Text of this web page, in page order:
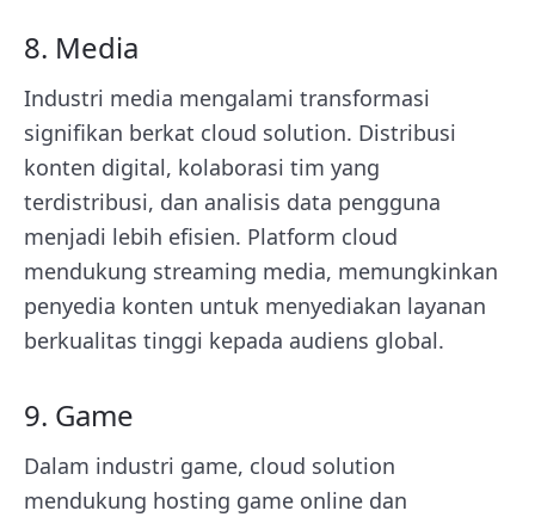
8. Media
Industri media mengalami transformasi
signifikan berkat cloud solution. Distribusi
konten digital, kolaborasi tim yang
terdistribusi, dan analisis data pengguna
menjadi lebih efisien. Platform cloud
mendukung streaming media, memungkinkan
penyedia konten untuk menyediakan layanan
berkualitas tinggi kepada audiens global.
9. Game
Dalam industri game, cloud solution
mendukung hosting game online dan